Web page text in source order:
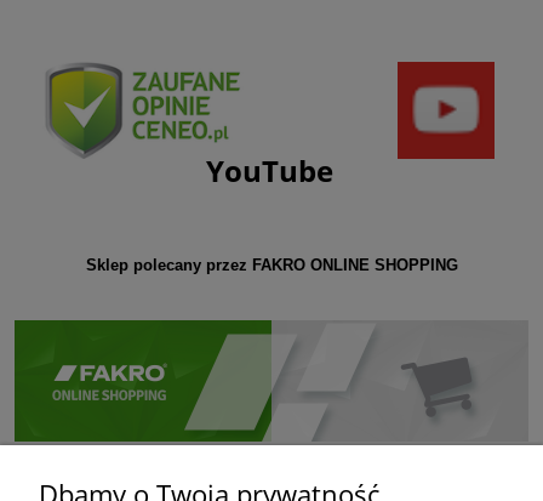
YouTube
Sklep polecany przez FAKRO ONLINE SHOPPING